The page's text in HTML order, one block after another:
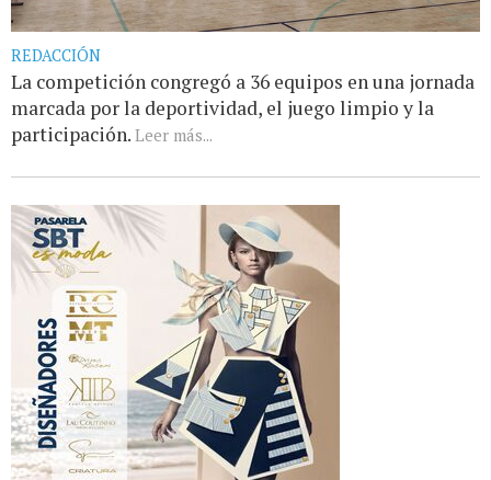
REDACCIÓN
La competición congregó a 36 equipos en una jornada
marcada por la deportividad, el juego limpio y la
participación. Leer más...